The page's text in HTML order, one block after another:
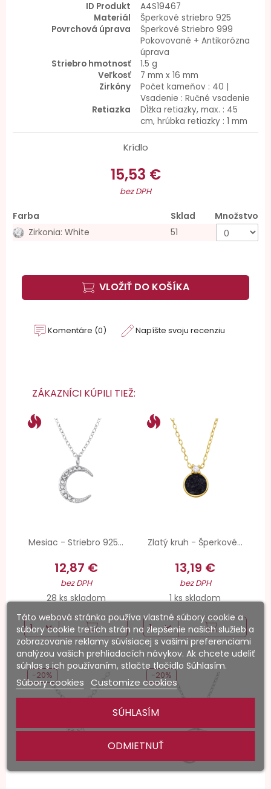
ID Produkt
A4S19467
Materiál
Šperkové striebro 925
Povrchová úprava
Šperkové Striebro 999
Pokovované + Antikorózna
úprava
Striebro hmotnosť
1.5 g
Veľkosť
7 mm x 16 mm
Zirkóny
Počet kameňov : 40 |
Vsadenie : Ručné vsadenie
Retiazka
Dĺžka retiazky, max. : 45
cm, hrúbka retiazky : 1 mm
Krídlo
15,53 €
bez DPH
Farba Sklad
Množstvo
Zirkonia: White
51
VLOŽIŤ DO KOŠÍKA
Komentáre (0) Napíšte svoju recenziu
ZÁKAZNÍCI KÚPILI TIEŽ:
Mesiac - Striebro 925...
12,87 €
bez DPH
28 ks skladom
Zlatý kruh - Šperkové...
13,19 €
bez DPH
1 ks skladom
-20% -20%
Táto webová stránka používa vlastné súbory cookie a
súbory cookie tretích strán na zlepšenie našich služieb a
zobrazovanie reklamy súvisiacej s vašimi preferenciami
analýzou vašich prehliadacích návykov. Ak chcete udeliť
súhlas s ich používaním, stlačte tlačidlo Súhlasím.
Súbory cookies Customize cookies
ODMIETNUŤ
SÚHLASÍM